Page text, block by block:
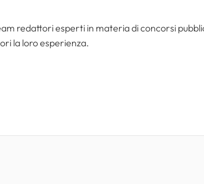
redattori esperti in materia di concorsi
la loro esperienza.